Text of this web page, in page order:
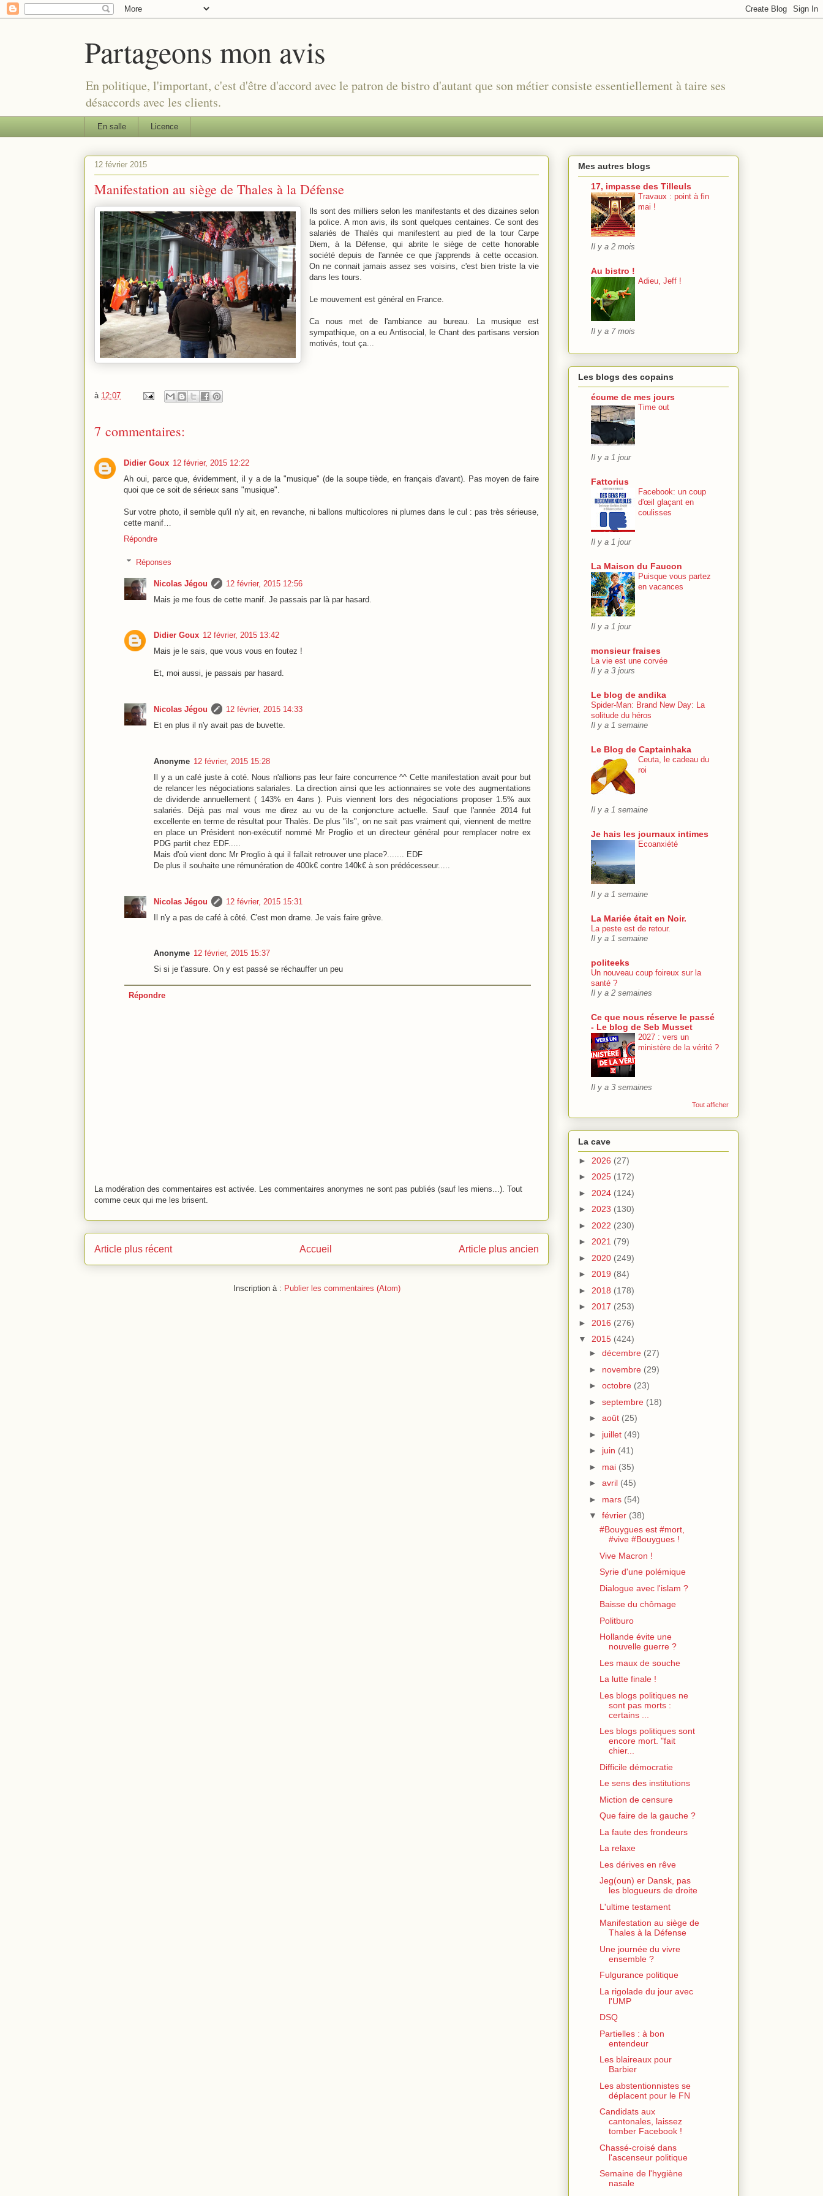
Partageons mon avis
En politique, l'important, c'est d'être d'accord avec le patron de bistro d'autant que son métier consiste essentiellement à taire ses
désaccords avec les clients.
En salle Licence
12 février 2015
Manifestation au siège de Thales à la Défense
Ils sont des milliers selon les manifestants et des dizaines selon
la police. A mon avis, ils sont quelques centaines. Ce sont des
salariés de Thalès qui manifestent au pied de la tour Carpe
Diem, à la Défense, qui abrite le siège de cette honorable
société depuis de l'année ce que j'apprends à cette occasion.
On ne connait jamais assez ses voisins, c'est bien triste la vie
dans les tours.
Le mouvement est général en France.
Ca nous met de l'ambiance au bureau. La musique est
sympathique, on a eu Antisocial, le Chant des partisans version
motivés, tout ça...
à 12:07
7 commentaires:
Didier Goux 12 février, 2015 12:22
Ah oui, parce que, évidemment, il y a de la "musique" (de la soupe tiède, en français d'avant). Pas moyen de faire
quoi que ce soit de sérieux sans "musique".
Sur votre photo, il semble qu'il n'y ait, en revanche, ni ballons multicolores ni plumes dans le cul : pas très sérieuse,
cette manif…
Répondre
Réponses
Nicolas Jégou
12 février, 2015 12:56
Mais je me fous de cette manif. Je passais par là par hasard.
Didier Goux 12 février, 2015 13:42
Mais je le sais, que vous vous en foutez !
Et, moi aussi, je passais par hasard.
Nicolas Jégou
12 février, 2015 14:33
Et en plus il n'y avait pas de buvette.
Anonyme 12 février, 2015 15:28
Il y a un café juste à coté. Nous n'allions pas leur faire concurrence ^^ Cette manifestation avait pour but
de relancer les négociations salariales. La direction ainsi que les actionnaires se vote des augmentations
de dividende annuellement ( 143% en 4ans ). Puis viennent lors des négociations proposer 1.5% aux
salariés. Déjà pas mal vous me direz au vu de la conjoncture actuelle. Sauf que l'année 2014 fut
excellente en terme de résultat pour Thalès. De plus "ils", on ne sait pas vraiment qui, viennent de mettre
en place un Président non-exécutif nommé Mr Proglio et un directeur général pour remplacer notre ex
PDG partit chez EDF.....
Mais d'où vient donc Mr Proglio à qui il fallait retrouver une place?....... EDF
De plus il souhaite une rémunération de 400k€ contre 140k€ à son prédécesseur.....
Nicolas Jégou
12 février, 2015 15:31
Il n'y a pas de café à côté. C'est mon drame. Je vais faire grève.
Anonyme 12 février, 2015 15:37
Si si je t'assure. On y est passé se réchauffer un peu
Répondre
La modération des commentaires est activée. Les commentaires anonymes ne sont pas publiés (sauf les miens...). Tout
comme ceux qui me les brisent.
Article plus récent Article plus ancien
Accueil
Inscription à : Publier les commentaires (Atom)
Mes autres blogs
17, impasse des Tilleuls
Travaux : point à fin
mai !
Il y a 2 mois
Au bistro !
Adieu, Jeff !
Il y a 7 mois
Les blogs des copains
écume de mes jours
Time out
Il y a 1 jour
Fattorius
Facebook: un coup
d'œil glaçant en
coulisses
Il y a 1 jour
La Maison du Faucon
Puisque vous partez
en vacances
Il y a 1 jour
monsieur fraises
La vie est une corvée
Il y a 3 jours
Le blog de andika
Spider-Man: Brand New Day: La
solitude du héros
Il y a 1 semaine
Le Blog de Captainhaka
Ceuta, le cadeau du
roi
Il y a 1 semaine
Je hais les journaux intimes
Ecoanxiété
Il y a 1 semaine
La Mariée était en Noir.
La peste est de retour.
Il y a 1 semaine
politeeks
Un nouveau coup foireux sur la
santé ?
Il y a 2 semaines
Ce que nous réserve le passé
- Le blog de Seb Musset
2027 : vers un
ministère de la vérité ?
Il y a 3 semaines
Tout afficher
La cave
► 2026 (27)
► 2025 (172)
► 2024 (124)
► 2023 (130)
► 2022 (230)
► 2021 (79)
► 2020 (249)
► 2019 (84)
► 2018 (178)
► 2017 (253)
► 2016 (276)
▼ 2015 (424)
► décembre (27)
► novembre (29)
► octobre (23)
► septembre (18)
► août (25)
► juillet (49)
► juin (41)
► mai (35)
► avril (45)
► mars (54)
▼ février (38)
#Bouygues est #mort,
#vive #Bouygues !
Vive Macron !
Syrie d'une polémique
Dialogue avec l'islam ?
Baisse du chômage
Politburo
Hollande évite une
nouvelle guerre ?
Les maux de souche
La lutte finale !
Les blogs politiques ne
sont pas morts :
certains ...
Les blogs politiques sont
encore mort. "fait
chier...
Difficile démocratie
Le sens des institutions
Miction de censure
Que faire de la gauche ?
La faute des frondeurs
La relaxe
Les dérives en rêve
Jeg(oun) er Dansk, pas
les blogueurs de droite
L'ultime testament
Manifestation au siège de
Thales à la Défense
Une journée du vivre
ensemble ?
Fulgurance politique
La rigolade du jour avec
l'UMP
DSQ
Partielles : à bon
entendeur
Les blaireaux pour
Barbier
Les abstentionnistes se
déplacent pour le FN
Candidats aux
cantonales, laissez
tomber Facebook !
Chassé-croisé dans
l'ascenseur politique
Semaine de l'hygiène
nasale